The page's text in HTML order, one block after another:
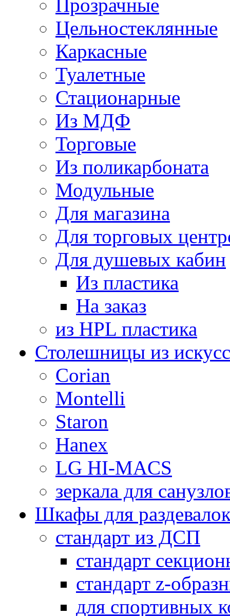
Прозрачные
Цельностеклянные
Каркасные
Туалетные
Стационарные
Из МДФ
Торговые
Из поликарбоната
Модульные
Для магазина
Для торговых
Для душевых кабин
Из пластика
На заказ
из HPL пластика
Столешницы из
Corian
Montelli
Staron
Hanex
LG HI-MACS
зеркала для
Шкафы для
стандарт из ДСП
стандарт
стандарт z-
для спортивных